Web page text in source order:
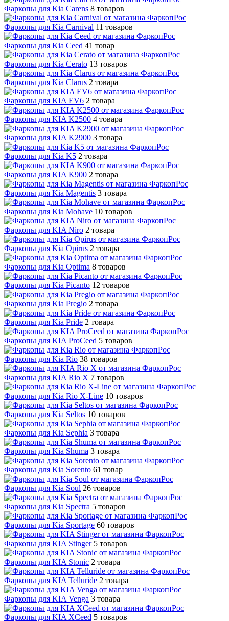
Фаркопы для Kia Carens 8 товаров
Фаркопы для Kia Carnival 11 товаров
Фаркопы для Kia Ceed 41 товар
Фаркопы для Kia Cerato 13 товаров
Фаркопы для Kia Clarus 2 товара
Фаркопы для KIA EV6 2 товара
Фаркопы для KIA K2500 4 товара
Фаркопы для KIA K2900 3 товара
Фаркопы для Kia K5 2 товара
Фаркопы для KIA K900 2 товара
Фаркопы для Kia Magentis 3 товара
Фаркопы для Kia Mohave 10 товаров
Фаркопы для KIA Niro 2 товара
Фаркопы для Kia Opirus 2 товара
Фаркопы для Kia Optima 8 товаров
Фаркопы для Kia Picanto 12 товаров
Фаркопы для Kia Pregio 2 товара
Фаркопы для Kia Pride 2 товара
Фаркопы для KIA ProCeed 5 товаров
Фаркопы для Kia Rio 38 товаров
Фаркопы для KIA Rio X 7 товаров
Фаркопы для Kia Rio X-Line 10 товаров
Фаркопы для Kia Seltos 10 товаров
Фаркопы для Kia Sephia 3 товара
Фаркопы для Kia Shuma 3 товара
Фаркопы для Kia Sorento 61 товар
Фаркопы для Kia Soul 26 товаров
Фаркопы для Kia Spectra 5 товаров
Фаркопы для Kia Sportage 60 товаров
Фаркопы для KIA Stinger 5 товаров
Фаркопы для KIA Stonic 2 товара
Фаркопы для KIA Telluride 2 товара
Фаркопы для KIA Venga 3 товара
Фаркопы для KIA XCeed 5 товаров